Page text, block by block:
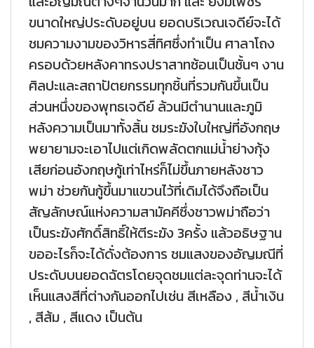
ขนาดใหญ่ประดับอยู่บน ยอดบริเวณเจดีย์จะได้
ชมความงามของวิหารสี่ทิศซึ่งทำเป็น ศาลาโถง
ครอบด้วยหลังคาทรงปราสาทซ้อนเป็นชั้นๆ งาน
ศิลปะและสถาปัตยกรรมทุกชิ้นที่รวมกันขึ้นเป็น
ส่วนหนึ่งของพุทธเจดีย์ ล้วนมีตำนานและภูมิ
หลังความเป็นมาทั้งสิ้น ชมระฆังใบใหญ่ที่อังกฤษ
พยายามจะเอาไปแต่เกิดพลัดตกแม่น้ำย่างกุ้ง
เสียก่อนอังกฤษกู้เท่าไหร่ก็ไม่ขึ้นภายหลังชาว
พม่า ช่วยกันกู้ขึ้นมาแขวนไว้ที่เดิมได้จึงถือเป็น
สัญลักษณ์แห่งความสามัคคีซึ่งชาวพม่าถือว่า
เป็นระฆังศักดิ์สิทธิ์ให้ตีระฆัง 3ครั้ง แล้วอธิษฐาน
ขออะไรก็จะได้ดั่งต้องการ ชมแสงของอัญมณีที่
ประดับบนยอดฉัตรโดยจุดชมแต่ละจุดท่านจะได้
เห็นแสงสีที่ต่างกันออกไปเช่น สีเหลือง , สีน้ำเงิน
, สีส้ม , สีแดง เป็นต้น